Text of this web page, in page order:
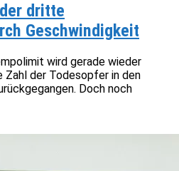
dritte
Geschwindigkeit
wird gerade wieder
der Todesopfer in den
Doch noch